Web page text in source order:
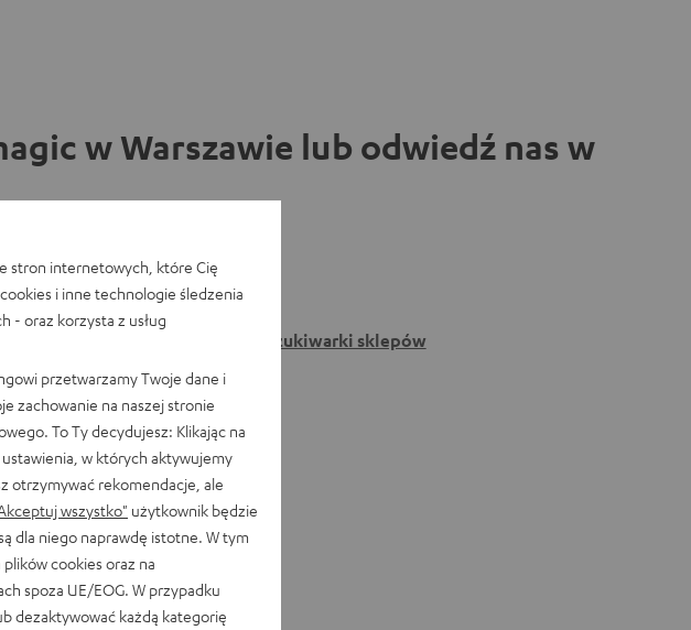
w Warszawie lub odwiedź nas w
Zajrzyj do sklepu
lub przyjdź do
i przetestuj nasze
Czy to
Ci pomocą i fachową
w sklepie z doradcami i
żywo.
Do wyszukiwarki sklepów
stron internetowych, które Cię
i inne technologie śledzenia
- oraz korzysta z usług
przetwarzamy Twoje dane i
zachowanie na naszej stronie
To Ty decydujesz: Klikając na
w których aktywujemy
otrzymywać rekomendacje, ale
wszystko" użytkownik będzie
dla niego naprawdę istotne. W tym
cookies oraz na
spoza UE/EOG. W przypadku
dezaktywować każdą kategorię